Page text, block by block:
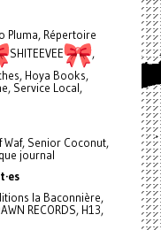
Pluma, Répertoire
SHITEEVEE
,
Hoya Books,
Service Local,
Waf, Senior Coconut,
journal
la Baconnière,
RECORDS, H13,